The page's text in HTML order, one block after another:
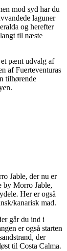
mod syd har du
laguner
og herefter
til næste
et pænt udvalg af
af Fuerteventuras
tilhørende
Jable, der nu er
by Morro Jable,
Her er også
kanarisk mad.
går du ind i
er også starten
der
til Costa Calma.